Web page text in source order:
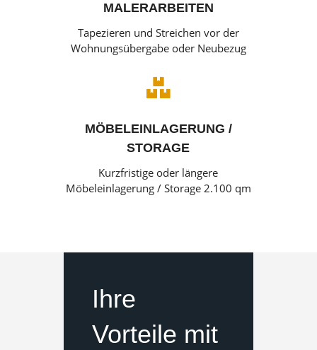
MALERARBEITEN
Tapezieren und Streichen vor der
Wohnungsübergabe oder Neubezug

MÖBELEINLAGERUNG /
STORAGE
Kurzfristige oder längere
Möbeleinlagerung / Storage 2.100 qm
Ihre
Vorteile mit